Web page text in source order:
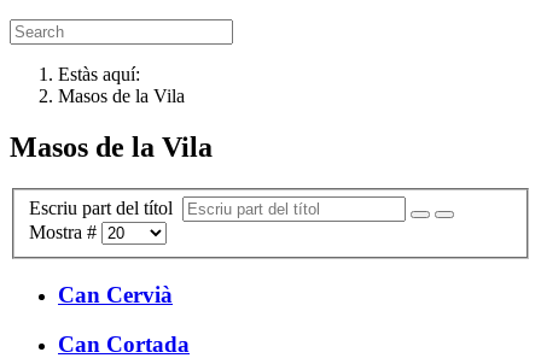
Estàs aquí:
Masos de la Vila
Masos de la Vila
Escriu part del títol
Mostra #
Can Cervià
Can Cortada